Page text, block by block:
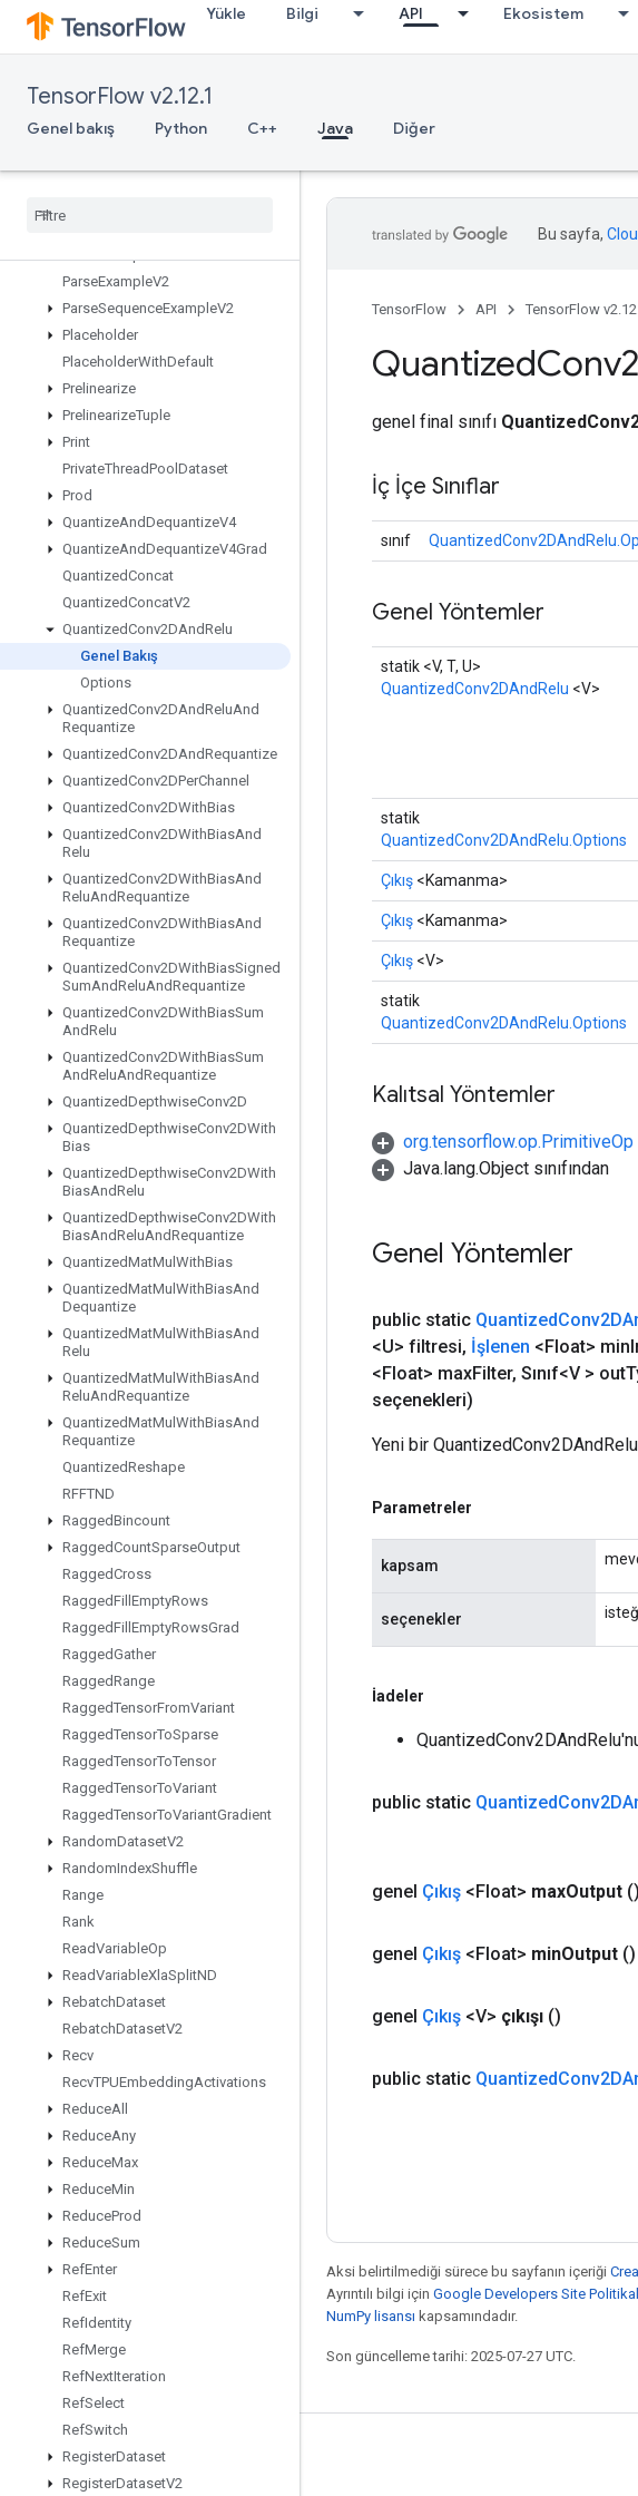
Yükle Bilgi API Ekosistem
TensorFlow v2.12.1
Genel bakış Python C++ Java Diğer
OutfeedDequeueTuple
OutfeedDequeueTupleV2
OutfeedEnqueue
OutfeedEnqueueTuple
ParallelBatchDataset
ParseExampleV2
ParseSequenceExampleV2
Placeholder
PlaceholderWithDefault
Prelinearize
PrelinearizeTuple
Print
PrivateThreadPool Dataset
Prod
QuantizeAndDequantizeV4
QuantizeAndDequantizeV4Grad
QuantizedConcat
QuantizedConcatV2
QuantizedConv2DAndRelu
Genel Bakış
Options
QuantizedConv2DAndReluAnd
Requantize
QuantizedConv2DAndRequantize
QuantizedConv2DPerChannel
QuantizedConv2DWithBias
QuantizedConv2DWithBiasAnd
Relu
QuantizedConv2DWithBiasAnd
ReluAndRequantize
QuantizedConv2DWithBiasAnd
Requantize
QuantizedConv2DWithBiasSigned
SumAndReluAndRequantize
QuantizedConv2DWithBiasSum
AndRelu
QuantizedConv2DWithBiasSum
AndReluAndRequantize
QuantizedDepthwiseConv2D
QuantizedDepthwiseConv2DWith
Bias
QuantizedDepthwiseConv2DWith
BiasAndRelu
QuantizedDepthwiseConv2DWith
BiasAndReluAndRequantize
QuantizedMatMul WithBias
QuantizedMatMul WithBiasAnd
Dequantize
QuantizedMatMul WithBiasAnd
Relu
QuantizedMatMul WithBiasAnd
ReluAndRequantize
QuantizedMatMul WithBiasAnd
Requantize
QuantizedReshape
RFFTND
RaggedBincount
RaggedCountSparseOutput
RaggedCross
RaggedFill EmptyRows
RaggedFill EmptyRowsGrad
RaggedGather
RaggedRange
RaggedTensorFromVariant
RaggedTensorToSparse
RaggedTensorToTensor
RaggedTensorToVariant
RaggedTensorToVariantGradient
RandomDatasetV2
RandomIndexShuffle
Range
Rank
ReadVariableOp
ReadVariableXlaSplitND
RebatchDataset
RebatchDatasetV2
Recv
RecvTPUEmbeddingActivations
ReduceAll
ReduceAny
ReduceMax
ReduceMin
ReduceProd
ReduceSum
RefEnter
RefExit
RefIdentity
RefMerge
RefNextIteration
RefSelect
RefSwitch
RegisterDataset
RegisterDatasetV2
Bu sayfa,
TensorFlow API TensorFlow
Quantized
genel final sınıfı
İç İçe Sınıflar
sınıf
Genel Yöntemler
statik <V, T, U>
QuantizedConv2DAndRelu <V>
statik
QuantizedConv2DAndRelu.Options
Çıkış <Kamanma>
Çıkış <Kamanma>
Çıkış <V>
statik
QuantizedConv2DAndRelu.Options
Kalıtsal Yöntemler
org.tensorflow.op.PrimitiveOp
Java.lang.Object sınıfından
Genel Yöntemler
public static Quantized
<U> filtresi, İşlenen <Float> min
<Float> maxFilter, Sınıf<V > out
seçenekleri)
Yeni bir
Parametreler
kapsam
seçenekler
İadeler
public static Quantized
genel Çıkış <Float> maxOutput ()
genel Çıkış <Float> minOutput ()
genel Çıkış <V> çıkışı ()
public static Quantized
Aksi belirtilmediği sürece bu sayfanın içeriği
Ayrıntılı bilgi için Google Developers Site
NumPy lisansı kapsamındadır.
Son güncelleme tarihi: 2025-07-27 UTC.
Bağlı kalma